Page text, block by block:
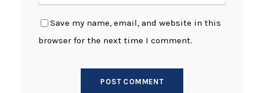
Save my name, email, and website in this
browser for the next time I comment.